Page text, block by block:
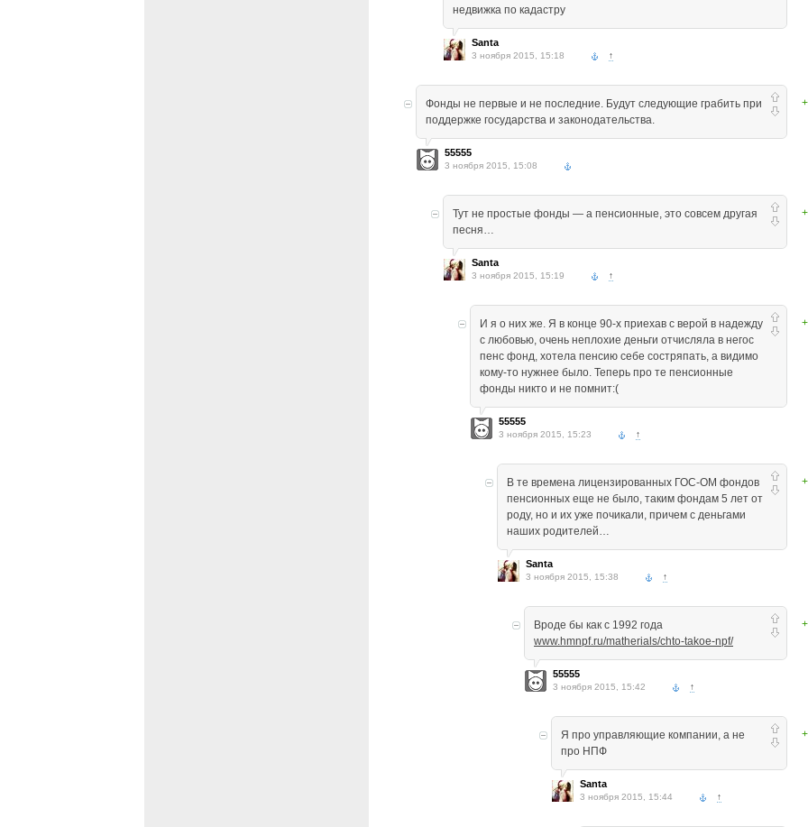
недвижка по кадастру
Santa
3 ноября 2015, 15:18 ↑
Фонды не первые и не последние. Будут следующие грабить при
поддержке государства и законодательства.
55555
3 ноября 2015, 15:08
Тут не простые фонды — а пенсионные, это совсем другая
песня…
Santa
3 ноября 2015, 15:19 ↑
И я о них же. Я в конце 90-х приехав с верой в надежду
с любовью, очень неплохие деньги отчисляла в негос
пенс фонд, хотела пенсию себе состряпать, а видимо
кому-то нужнее было. Теперь про те пенсионные
фонды никто и не помнит:(
55555
3 ноября 2015, 15:23 ↑
В те времена лицензированных ГОС-ОМ фондов
пенсионных еще не было, таким фондам 5 лет от
роду, но и их уже почикали, причем с деньгами
наших родителей…
Santa
3 ноября 2015, 15:38 ↑
Вроде бы как с 1992 года
www.hmnpf.ru/matherials/chto-takoe-npf/
55555
3 ноября 2015, 15:42 ↑
Я про управляющие компании, а не
про НПФ
Santa
3 ноября 2015, 15:44 ↑